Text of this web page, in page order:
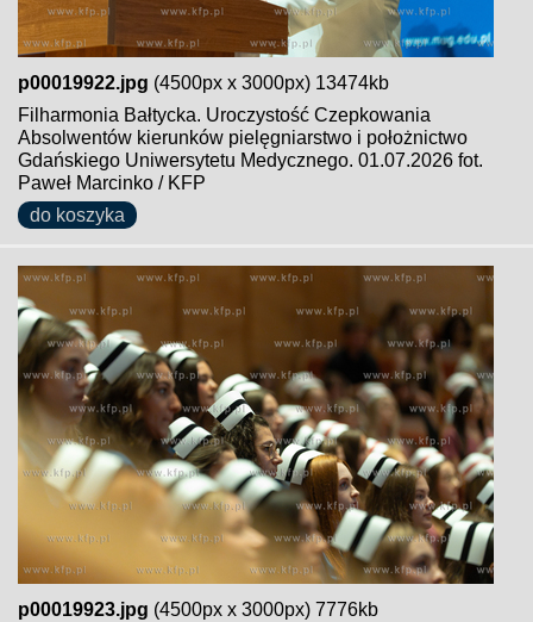
p00019922.jpg (4500px x 3000px) 13474kb
Filharmonia Bałtycka. Uroczystość Czepkowania
Absolwentów kierunków pielęgniarstwo i położnictwo
Gdańskiego Uniwersytetu Medycznego. 01.07.2026 fot.
Paweł Marcinko / KFP
do koszyka
p00019923.jpg (4500px x 3000px) 7776kb